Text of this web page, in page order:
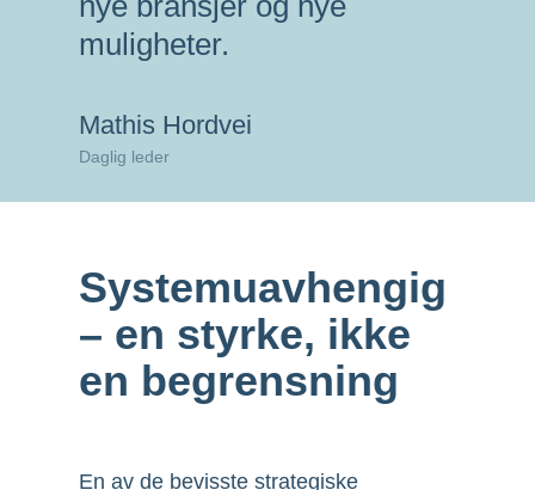
muligheter.
Mathis Hordvei
Daglig leder
Systemuavhengig
– en styrke, ikke
en begrensning
En av de bevisste strategiske